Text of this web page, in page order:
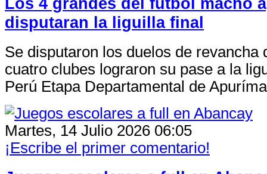
disputaran la liguilla final
Se disputaron los duelos de revancha
cuatro clubes lograron su pase a la
Perú Etapa Departamental de
Martes, 14 Julio 2026 06:05
¡Escribe el primer comentario!